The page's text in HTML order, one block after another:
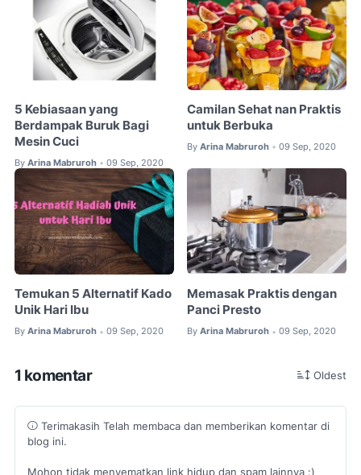
5 Kebiasaan yang
Berdampak Buruk Bagi
Mesin Cuci
By Arina Mabruroh • 09 Sep, 2020
Camilan Sehat nan Praktis
untuk Berbuka
By Arina Mabruroh • 09 Sep, 2020
Temukan 5 Alternatif Kado
Unik Hari Ibu
By Arina Mabruroh • 09 Sep, 2020
Memasak Praktis dengan
Panci Presto
By Arina Mabruroh • 09 Sep, 2020
1 komentar Oldest
Terimakasih Telah membaca dan memberikan komentar di
blog ini.
Mohon tidak menyematkan link hidup dan spam lainnya :)